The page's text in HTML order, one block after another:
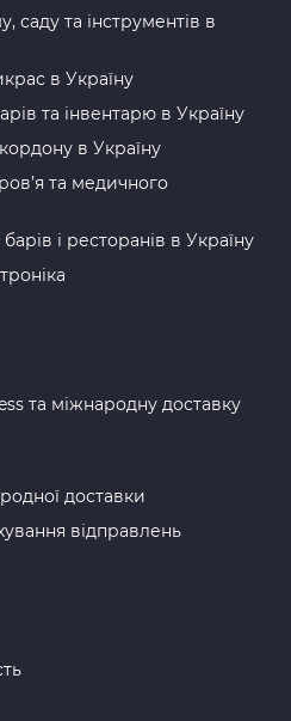
саду та інструментів в
в Україну
та інвентарю в Україну
в Україну
та медичного
і ресторанів в Україну
та міжнародну доставку
доставки
відправлень